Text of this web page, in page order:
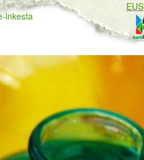
EUS
inkesta